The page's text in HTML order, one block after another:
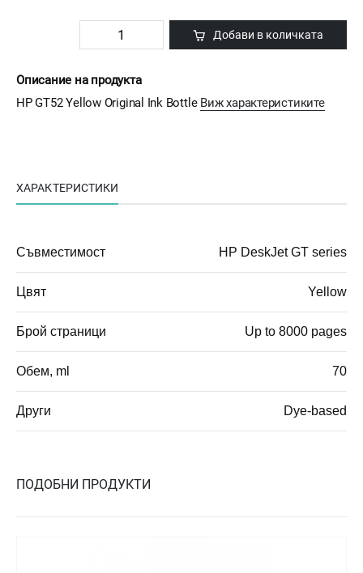
Добави в количката
Описание на продукта
HP GT52 Yellow Original Ink Bottle Виж характеристиките
ХАРАКТЕРИСТИКИ
Съвместимост HP DeskJet GT series
Цвят Yellow
Брой страници Up to 8000 pages
Обем, ml 70
Други Dye-based
ПОДОБНИ ПРОДУКТИ